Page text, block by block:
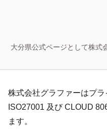
大分県公式ページとして株式
株式会社グラファーはプ
ISO27001 及び CLOUD
ます。